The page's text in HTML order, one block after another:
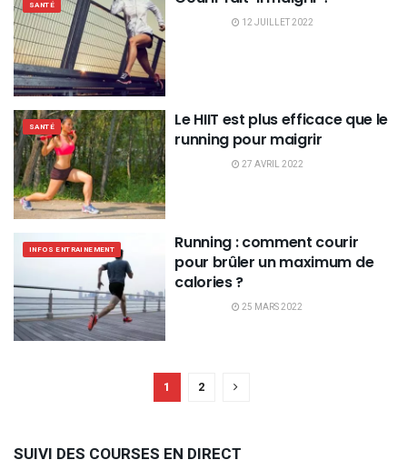
SANTÉ
12 JUILLET 2022
SANTÉ
Le HIIT est plus efficace que le
running pour maigrir
27 AVRIL 2022
INFOS ENTRAINEMENT
Running : comment courir
pour brûler un maximum de
calories ?
25 MARS 2022
1 2
SUIVI DES COURSES EN DIRECT